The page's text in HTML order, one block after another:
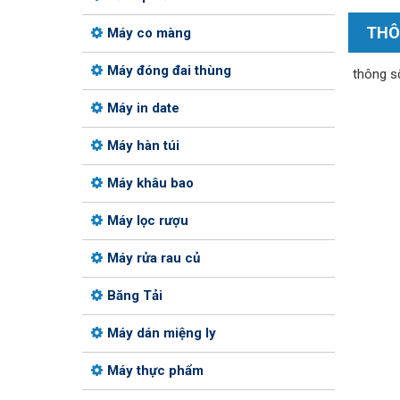
thông
Máy co màng
Máy đóng đai thùng
Máy in date
Máy hàn túi
Máy khâu bao
Máy lọc rượu
Máy rửa rau củ
Băng Tải
Máy dán miệng ly
Máy thực phẩm